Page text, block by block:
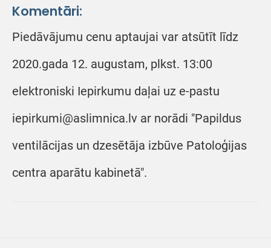
Komentāri:
Piedāvājumu cenu aptaujai var atsūtīt līdz
2020.gada 12. augustam, plkst. 13:00
elektroniski Iepirkumu daļai uz e-pastu
iepirkumi@aslimnica.lv ar norādi "Papildus
ventilācijas un dzesētāja izbūve Patoloģijas
centra aparātu kabinetā".